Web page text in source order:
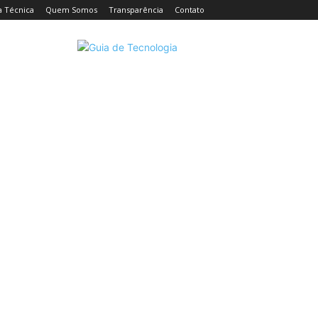
Técnica Quem Somos Transparência Contato